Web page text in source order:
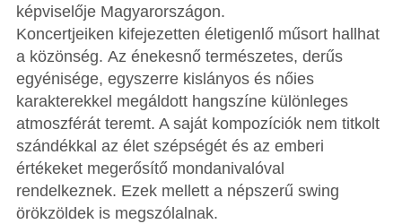
képviselője Magyarországon.
Koncertjeiken kifejezetten életigenlő műsort hallhat
a közönség. Az énekesnő természetes, derűs
egyénisége, egyszerre kislányos és nőies
karakterekkel megáldott hangszíne különleges
atmoszférát teremt. A saját kompozíciók nem titkolt
szándékkal az élet szépségét és az emberi
értékeket megerősítő mondanivalóval
rendelkeznek. Ezek mellett a népszerű swing
örökzöldek is megszólalnak.